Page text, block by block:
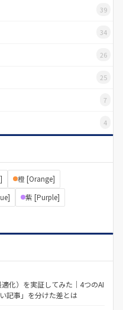
39
34
26
25
7
4
橙 [Orange]
紫 [Purple]
化）を実証してみた｜4つのAI
記事」を分けた差とは